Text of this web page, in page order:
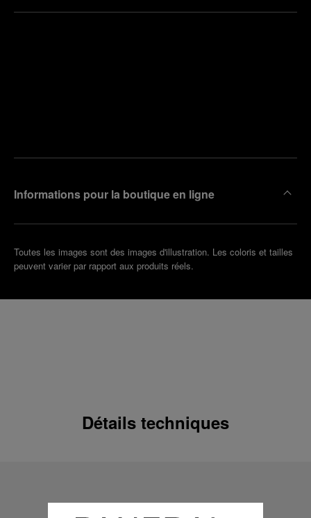
Informations pour la boutique en ligne
Toutes les images sont des images d'illustration. Les coloris et tailles
peuvent varier par rapport aux produits réels.
Détails techniques